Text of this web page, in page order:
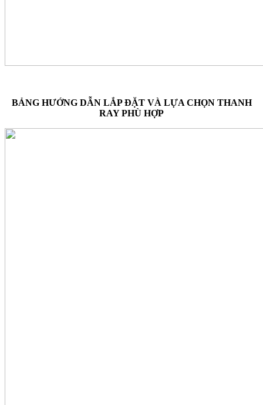
BẢNG HƯỚNG DẪN LẮP ĐẶT VÀ LỰA CHỌN THANH
RAY PHÙ HỢP